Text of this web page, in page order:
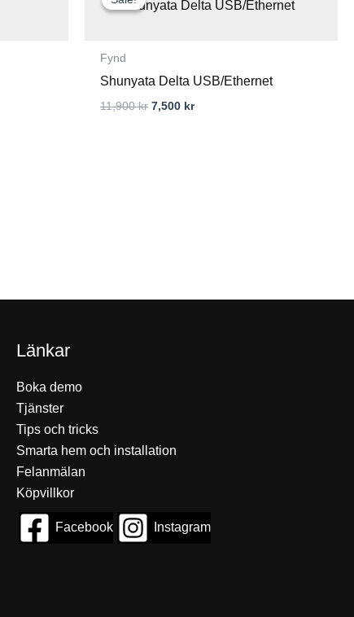
Fynd
Shunyata Delta USB/Ethernet
11,900kr
priset
7,500 kr
priset
Länkar
Boka demo
Tjänster
Tips och tricks
Smarta hem och installation
Felanmälan
Köpvillkor
Facebook Instagram